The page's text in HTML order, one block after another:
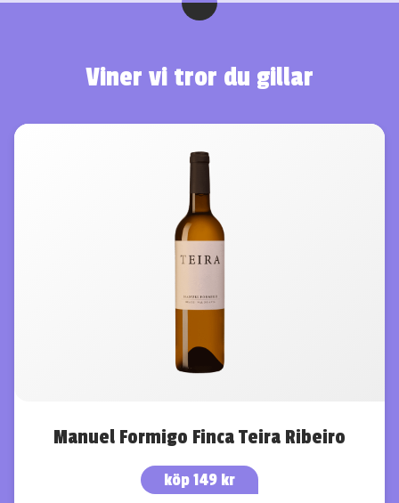
Viner vi tror du gillar
Manuel Formigo Finca Teira Ribeiro
köp 149 kr